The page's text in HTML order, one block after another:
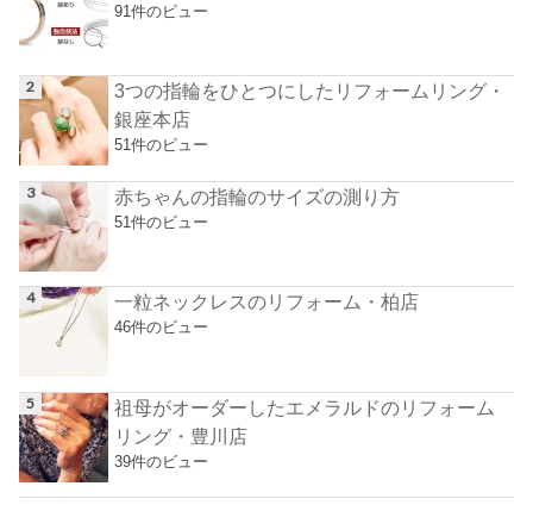
91件のビュー
3つの指輪をひとつにしたリフォームリング・
銀座本店
51件のビュー
赤ちゃんの指輪のサイズの測り方
51件のビュー
一粒ネックレスのリフォーム・柏店
46件のビュー
祖母がオーダーしたエメラルドのリフォーム
リング・豊川店
39件のビュー